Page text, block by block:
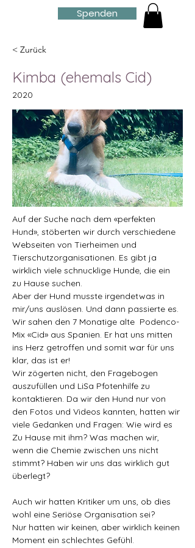
Spenden
< Zurück
Kimba (ehemals Cid)
2020
Auf der Suche nach dem «perfekten
Hund», stöberten wir durch verschiedene
Webseiten von Tierheimen und
Tierschutzorganisationen. Es gibt ja
wirklich viele schnucklige Hunde, die ein
zu Hause suchen.
Aber der Hund musste irgendetwas in
mir/uns auslösen. Und dann passierte es.
Wir sahen den 7 Monatige alte  Podenco-
Mix «Cid» aus Spanien. Er hat uns mitten
ins Herz getroffen und somit war für uns
klar, das ist er!
Wir zögerten nicht, den Fragebogen
auszufüllen und LiSa Pfotenhilfe zu
kontaktieren. Da wir den Hund nur von
den Fotos und Videos kannten, hatten wir
viele Gedanken und Fragen: Wie wird es
Zu Hause mit ihm? Was machen wir,
wenn die Chemie zwischen uns nicht
stimmt? Haben wir uns das wirklich gut
überlegt?
Auch wir hatten Kritiker um uns, ob dies
wohl eine Seriöse Organisation sei?
Nur hatten wir keinen, aber wirklich keinen
Moment ein schlechtes Gefühl.